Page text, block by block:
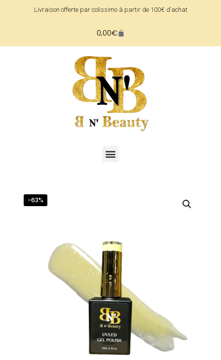
Livraison offerte par colissimo à partir de 100€ d’achat
0,00€
-63%